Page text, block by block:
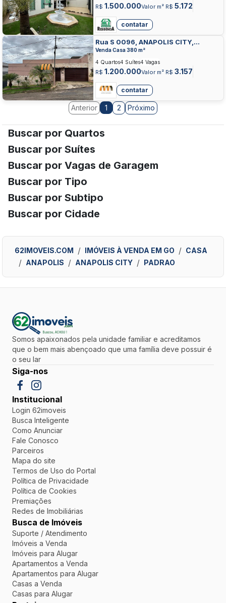
R$ 1.500.000Valor m² R$ 5.172
contatar
Rua S 0096, ANAPOLIS CITY,
ANAPOLIS
Venda Casa 380 m²
R$ 1.200.000Valor m² R$ 3.157
4 Quartos4 Suítes4 Vagas
contatar
Anterior 1 2 Próximo
Buscar por Quartos
Buscar por Suítes
Buscar por Vagas de Garagem
Buscar por Tipo
Buscar por Subtipo
Buscar por Cidade
62IMOVEIS.COM IMÓVEIS À VENDA EM GO
CASA
ANAPOLIS
ANAPOLIS CITY PADRAO
Somos apaixonados pela unidade familiar e acreditamos
que o bem mais abençoado que uma família deve possuir é
o seu lar
Siga-nos
Institucional
Login 62imoveis
Busca Inteligente
Como Anunciar
Fale Conosco
Parceiros
Mapa do site
Termos de Uso do Portal
Política de Privacidade
Política de Cookies
Premiações
Redes de Imobiliárias
Busca de Imóveis
Suporte / Atendimento
Imóveis a Venda
Imóveis para Alugar
Apartamentos a Venda
Apartamentos para Alugar
Casas a Venda
Casas para Alugar